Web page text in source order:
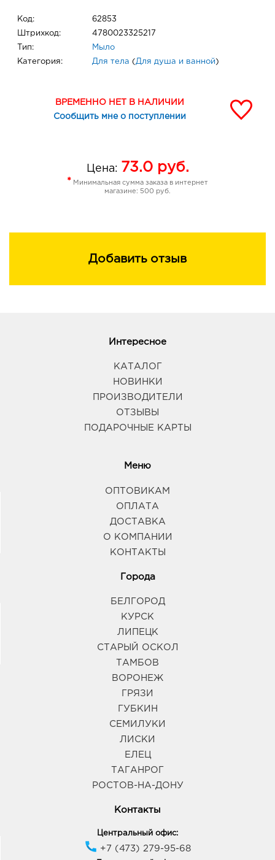
Код: 62853
Штрихкод: 4780023325217
Тип: Мыло
Категория: Для тела ( Для душа и ванной )
ВРЕМЕННО НЕТ В НАЛИЧИИ
Сообщить мне о поступлении
Цена: 73.0руб.
* Минимальная сумма заказа в интернет
магазине: 500 руб.
Добавить отзыв
Интересное
КАТАЛОГ
НОВИНКИ
ПРОИЗВОДИТЕЛИ
ОТЗЫВЫ
ПОДАРОЧНЫЕ КАРТЫ
Меню
ОПТОВИКАМ
ОПЛАТА
ДОСТАВКА
О КОМПАНИИ
КОНТАКТЫ
Города
БЕЛГОРОД
КУРСК
ЛИПЕЦК
СТАРЫЙ ОСКОЛ
ТАМБОВ
ВОРОНЕЖ
ГРЯЗИ
ГУБКИН
СЕМИЛУКИ
ЛИСКИ
ЕЛЕЦ
ТАГАНРОГ
РОСТОВ-НА-ДОНУ
Контакты
Центральный офис:
+7 (473) 279-95-68